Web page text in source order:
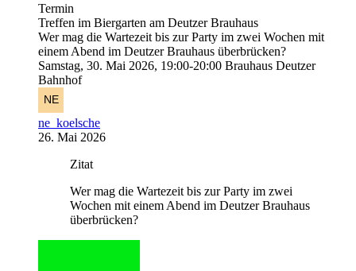
Termin
Treffen im Biergarten am Deutzer Brauhaus
Wer mag die Wartezeit bis zur Party im zwei Wochen mit
einem Abend im Deutzer Brauhaus überbrücken?
Samstag, 30. Mai 2026, 19:00-20:00 Brauhaus Deutzer
Bahnhof
ne_koelsche
26. Mai 2026
Zitat
Wer mag die Wartezeit bis zur Party im zwei
Wochen mit einem Abend im Deutzer Brauhaus
überbrücken?